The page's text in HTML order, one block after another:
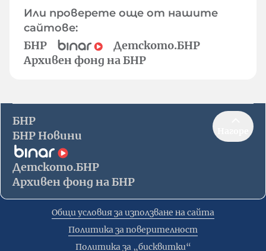
Или проверете още от нашите
сайтове:
БНР
Детското.БНР
Архивен фонд на БНР
БНР
БНР Новини
Детското.БНР
Архивен фонд на БНР
Общи условия за използване на сайта
Политика за поверителност
Политика за „бисквитки“